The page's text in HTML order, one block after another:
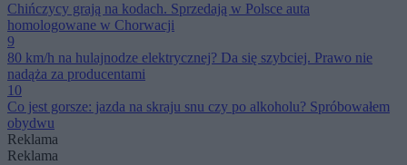
Chińczycy grają na kodach. Sprzedają w Polsce auta
homologowane w Chorwacji
9
80 km/h na hulajnodze elektrycznej? Da się szybciej. Prawo nie
nadąża za producentami
10
Co jest gorsze: jazda na skraju snu czy po alkoholu? Spróbowałem
obydwu
Reklama
Reklama